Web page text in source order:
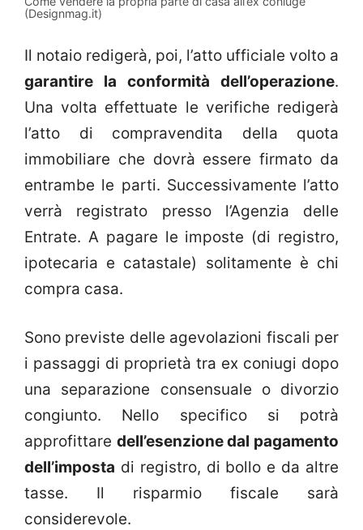
(Designmag.it)
Il notaio redigerà, poi, l’atto ufficiale volto a
garantire la conformità dell’operazione.
Una volta effettuate le verifiche redigerà
l’atto di compravendita della quota
immobiliare che dovrà essere firmato da
entrambe le parti. Successivamente l’atto
verrà registrato presso l’Agenzia delle
Entrate. A pagare le imposte (di registro,
ipotecaria e catastale) solitamente è chi
compra casa.
Sono previste delle agevolazioni fiscali per
i passaggi di proprietà tra ex coniugi dopo
una separazione consensuale o divorzio
congiunto. Nello specifico si potrà
approfittare dell’esenzione dal pagamento
dell’imposta di registro, di bollo e da altre
tasse. Il risparmio fiscale sarà
considerevole.